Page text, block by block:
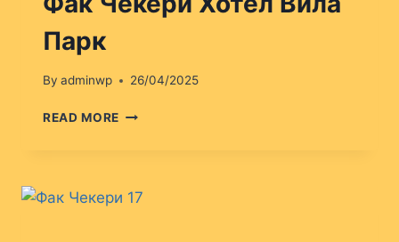
Парк
By adminwp 26/04/2025
READ MORE ФАК